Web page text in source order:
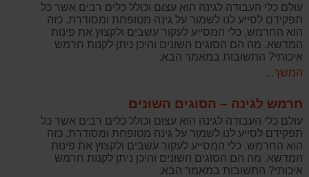
עולם כלי העבודה לגינה הוא עצום וכולל כלים רבים אשר כל
תפקידם לסייע לנו לשמור על גינה מטופחת ומסודרת. כזה
הוא החרמש, כלי המסייע לעקור עשבים ולקצוץ את פינות
המדשא. מה הם הסוגים השונים והיכן ניתן לקנות חרמש
איכותי? התשובות במאמר הבא.
המשך...
חרמש לגינה – הסוגים השונים
עולם כלי העבודה לגינה הוא עצום וכולל כלים רבים אשר כל
תפקידם לסייע לנו לשמור על גינה מטופחת ומסודרת. כזה
הוא החרמש, כלי המסייע לעקור עשבים ולקצוץ את פינות
המדשא. מה הם הסוגים השונים והיכן ניתן לקנות חרמש
איכותי? התשובות במאמר הבא.